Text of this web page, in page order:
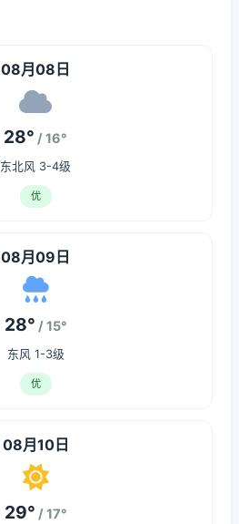
08月08日
28° / 16°
东北风 3-4级
优
08月09日
28° / 15°
东风 1-3级
优
08月10日
29° / 17°